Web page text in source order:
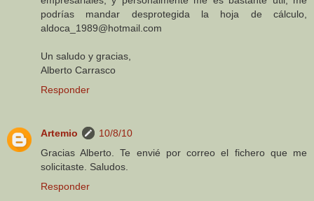
podrías mandar desprotegida la hoja de cálculo,
aldoca_1989@hotmail.com
Un saludo y gracias,
Alberto Carrasco
Responder
Artemio
10/8/10
Gracias Alberto. Te envié por correo el fichero que me
solicitaste. Saludos.
Responder